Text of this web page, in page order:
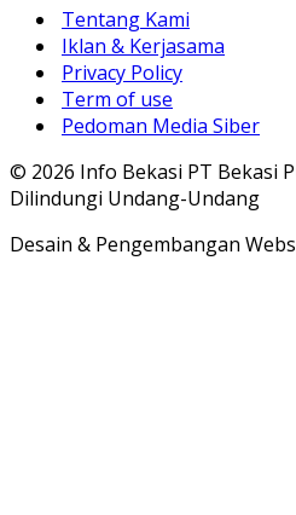
Tentang Kami
Iklan & Kerjasama
Privacy Policy
Term of use
Pedoman Media Siber
© 2026 Info Bekasi PT Bekasi
Dilindungi Undang-Undang
Desain & Pengembangan